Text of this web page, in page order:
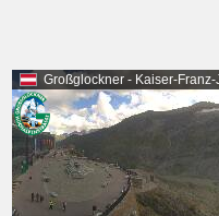
Großglockner - Kaiser-